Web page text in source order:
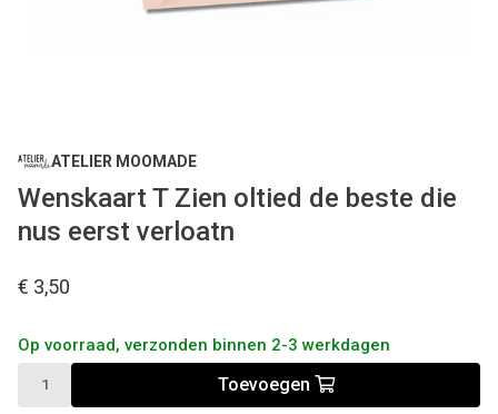
ATELIER MOOMADE
Wenskaart T Zien oltied de beste die
nus eerst verloatn
€ 3,50
Op voorraad, verzonden binnen 2-3 werkdagen
Toevoegen